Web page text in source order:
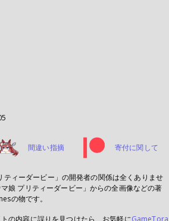
間違い指摘 寄付に関して
ィーダービー」の開発者の関係は全くありませ
娘 プリティーダービー」からの全画像などの著
の物です。
の内容に誤りを見つけたら、お気軽にGameTora